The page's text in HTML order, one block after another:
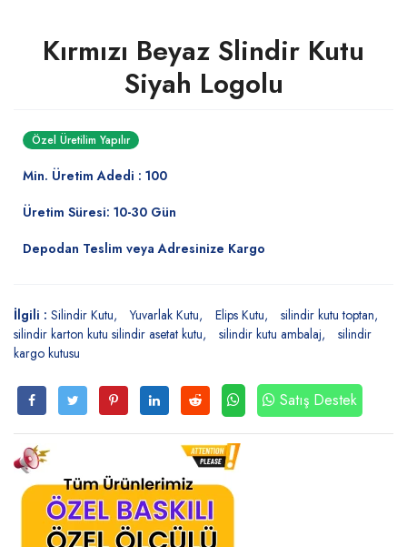
Kırmızı Beyaz Slindir Kutu
Siyah Logolu
Özel Üretilim Yapılır
Min. Üretim Adedi : 100
Üretim Süresi: 10-30 Gün
Depodan Teslim veya Adresinize Kargo
İlgili : Silindir Kutu Yuvarlak Kutu Elips Kutu
silindir kutu toptan
silindir karton kutu silindir asetat kutu
silindir kutu ambalaj
silindir
kargo kutusu
Satış Destek